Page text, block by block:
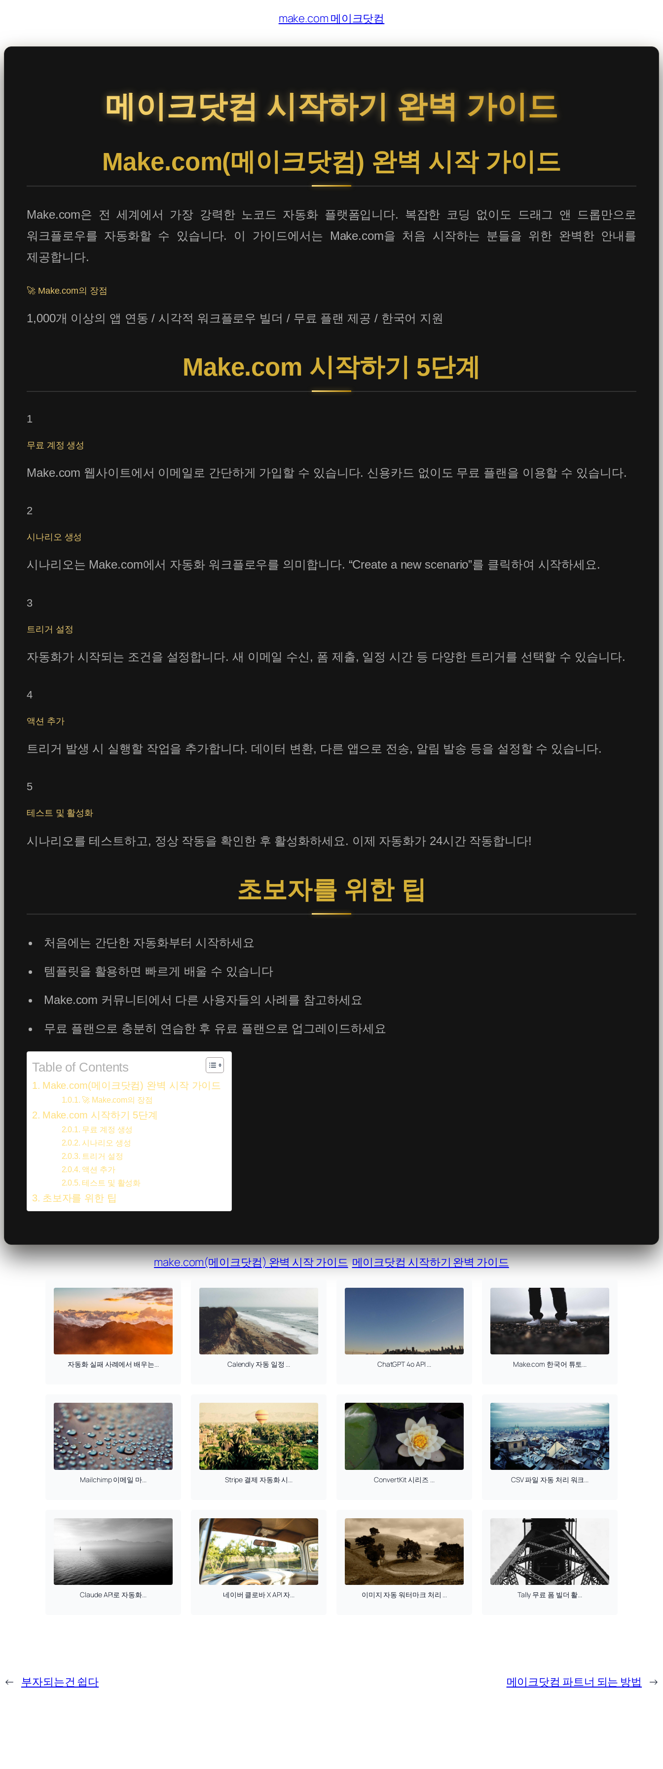
츠
make.com 메이크닷컴
메이크닷컴 시작하기 완벽 가이드
Make.com(메이크닷컴) 완벽 시작 가이드
Make.com은 전 세계에서 가장 강력한 노코드 자동화 플랫폼입니다. 복잡한 코딩 없이도 드래그 앤 드롭만으로
워크플로우를 자동화할 수 있습니다. 이 가이드에서는 Make.com을 처음 시작하는 분들을 위한 완벽한 안내를
제공합니다.
🚀 Make.com의 장점
1,000개 이상의 앱 연동 / 시각적 워크플로우 빌더 / 무료 플랜 제공 / 한국어 지원
Make.com 시작하기 5단계
1
무료 계정 생성
Make.com 웹사이트에서 이메일로 간단하게 가입할 수 있습니다. 신용카드 없이도 무료 플랜을 이용할 수 있습니다.
2
시나리오 생성
시나리오는 Make.com에서 자동화 워크플로우를 의미합니다. “Create a new scenario”를 클릭하여 시작하세요.
3
트리거 설정
자동화가 시작되는 조건을 설정합니다. 새 이메일 수신, 폼 제출, 일정 시간 등 다양한 트리거를 선택할 수 있습니다.
4
액션 추가
트리거 발생 시 실행할 작업을 추가합니다. 데이터 변환, 다른 앱으로 전송, 알림 발송 등을 설정할 수 있습니다.
5
테스트 및 활성화
시나리오를 테스트하고, 정상 작동을 확인한 후 활성화하세요. 이제 자동화가 24시간 작동합니다!
초보자를 위한 팁
처음에는 간단한 자동화부터 시작하세요
템플릿을 활용하면 빠르게 배울 수 있습니다
Make.com 커뮤니티에서 다른 사용자들의 사례를 참고하세요
무료 플랜으로 충분히 연습한 후 유료 플랜으로 업그레이드하세요
Table of Contents
Make.com(메이크닷컴) 완벽 시작 가이드
🚀 Make.com의 장점
Make.com 시작하기 5단계
무료 계정 생성
시나리오 생성
트리거 설정
액션 추가
테스트 및 활성화
초보자를 위한 팁
make.com(메이크닷컴) 완벽 시작 가이드 메이크닷컴 시작하기 완벽 가이드
자동화 실패 사례에서 배우는... Calendly 자동 일정 ... ChatGPT 4o API ... Make.com 한국어 튜토...
Mailchimp 이메일 마... Stripe 결제 자동화 시... ConvertKit 시리즈 ... CSV 파일 자동 처리 워크...
Claude API로 자동화... 네이버 클로바 X API 자... 이미지 자동 워터마크 처리 ... Tally 무료 폼 빌더 활...
← 부자되는건 쉽다 메이크닷컴 파트너 되는 방법 →